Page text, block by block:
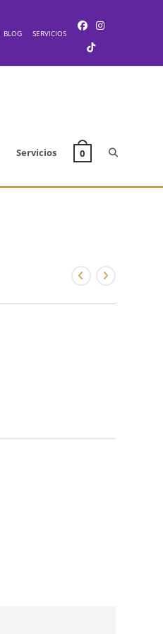
BLOG SERVICIOS
Servicios 0 Alternar
la